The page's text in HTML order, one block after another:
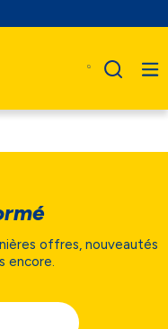
offres, nouveautés
encore.